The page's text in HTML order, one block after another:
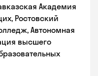
Академия
Ростовский
Автономная
высшего